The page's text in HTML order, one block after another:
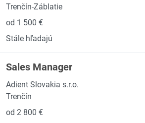
Trenčín-Záblatie
od 1 500 €
Stále hľadajú
Sales Manager
Adient Slovakia s.r.o.
Trenčín
od 2 800 €